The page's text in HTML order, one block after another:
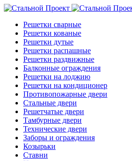
Решетки сварные
Решетки кованые
Решетки дутые
Решетки распашные
Решетки раздвижные
Балконные ограждения
Решетки на лоджию
Решетки на кондиционер
Противопожарные двери
Стальные двери
Решетчатые двери
Тамбурные двери
Технические двери
Заборы и ограждения
Козырьки
Ставни